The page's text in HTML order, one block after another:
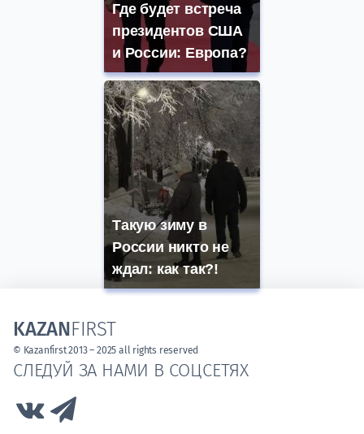
Где будет встреча
президентов США
и России: Европа?
Такую зиму в
России никто не
ждал: как так?!
СЛЕДУЙ ЗА НАМИ В СОЦСЕТЯХ
Link to Vk
KAZANFIRST
© Kazanfirst 2013 – 2025 all rights reserved